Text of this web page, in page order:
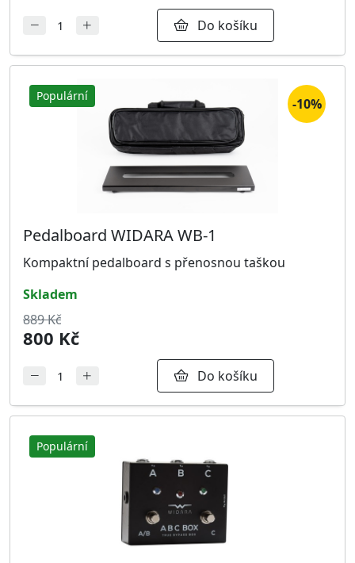
Do košíku
Populární -10%
Pedalboard WIDARA WB-1
Kompaktní pedalboard s přenosnou taškou
skladem
889 Kč
800 Kč
Do košíku
Populární